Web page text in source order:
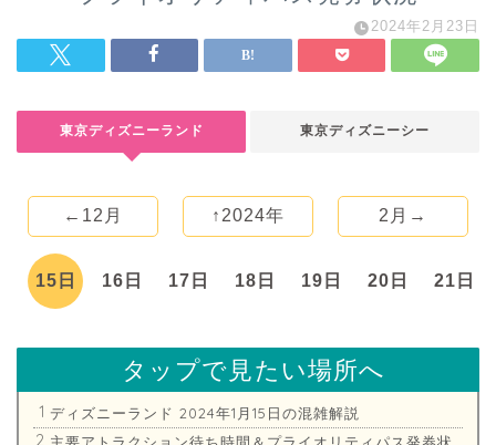
2024年2月23日
東京ディズニーランド 東京ディズニーシー
←12月 ↑2024年 2月→
15日 16日 17日 18日 19日 20日 21日
タップで見たい場所へ
ディズニーランド 2024年1月15日の混雑解説